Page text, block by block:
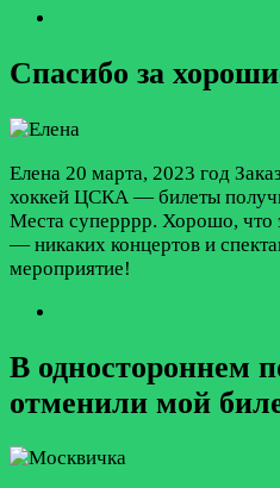
Спасибо за
Елена 20 марта, 2023 год
хоккей ЦСКА — билеты
Места суперррр. Хорошо, что
— никаких концертов и
мероприятие!
В одностороннем
отменили мой